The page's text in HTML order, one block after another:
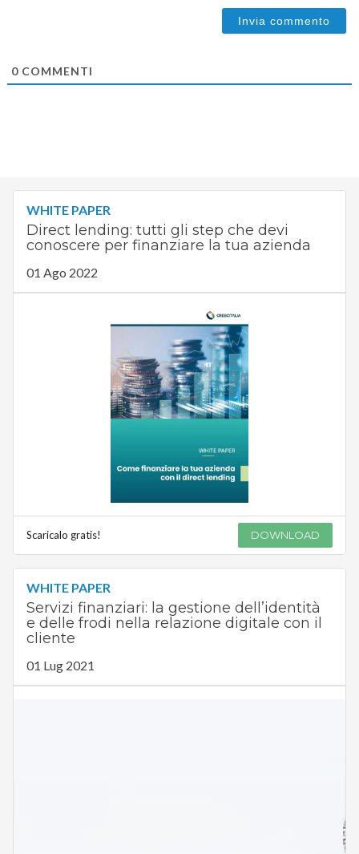
0COMMENTI
WHITE PAPER
Direct lending: tutti gli step che devi
conoscere per finanziare la tua azienda
01 Ago 2022
Scaricalo gratis! DOWNLOAD
WHITE PAPER
Servizi finanziari: la gestione dell’identità
e delle frodi nella relazione digitale con il
cliente
01 Lug 2021